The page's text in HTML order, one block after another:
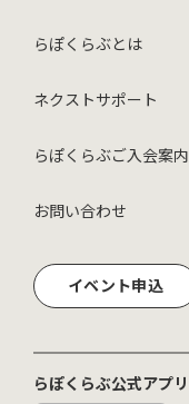
らぽくらぶとは
ネクストサポート
らぽくらぶご入会案内
お問い合わせ
イベント申込
らぽくらぶ公式アプリ